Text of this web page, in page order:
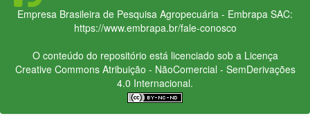
Empresa Brasileira de Pesquisa Agropecuária - Embrapa SAC:
https://www.embrapa.br/fale-conosco
O conteúdo do repositório está licenciado sob a Licença
Creative CommonsAtribuição - NãoComercial - SemDerivações
4.0 Internacional.